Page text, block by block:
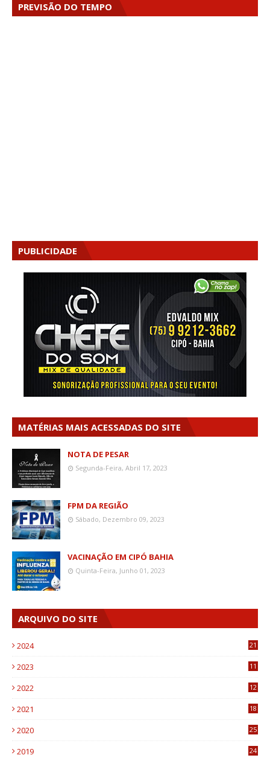
PREVISÃO DO TEMPO
PUBLICIDADE
MATÉRIAS MAIS ACESSADAS DO SITE
NOTA DE PESAR
Segunda-Feira, Abril 17, 2023
FPM DA REGIÃO
Sábado, Dezembro 09, 2023
VACINAÇÃO EM CIPÓ BAHIA
Quinta-Feira, Junho 01, 2023
ARQUIVO DO SITE
2024 21
2023
11
2022
12
2021
18
2020
25
2019
24